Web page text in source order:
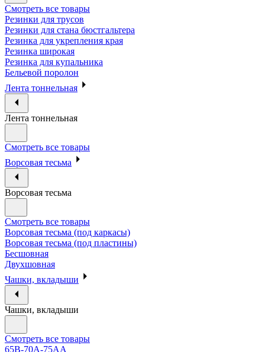
Смотреть все товары
Резинки для трусов
Резинки для стана бюстгальтера
Резинка для укрепления края
Резинка широкая
Резинка для купальника
Бельевой поролон
Лента тоннельная
Лента тоннельная
Смотреть все товары
Ворсовая тесьма
Ворсовая тесьма
Смотреть все товары
Ворсовая тесьма (под каркасы)
Ворсовая тесьма (под пластины)
Бесшовная
Двухшовная
Чашки, вкладыши
Чашки, вкладыши
Смотреть все товары
65B-70A-75АА